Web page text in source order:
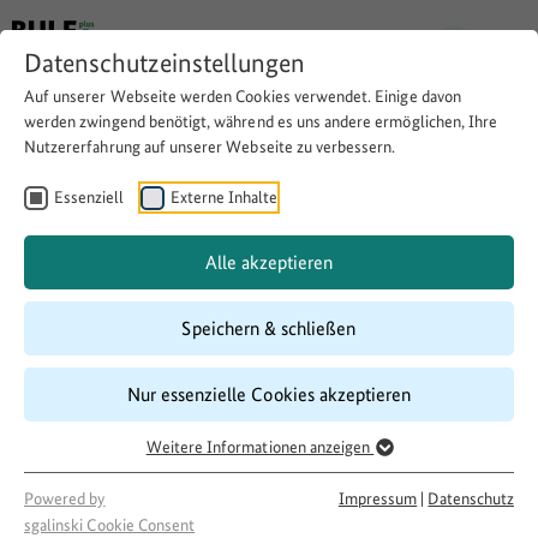
Datenschutzeinstellungen
Auf unserer Webseite werden Cookies verwendet. Einige davon
werden zwingend benötigt, während es uns andere ermöglichen, Ihre
Nutzererfahrung auf unserer Webseite zu verbessern.
Essenziell Externe Inhalte
Alle akzeptieren
Speichern & schließen
Nur essenzielle Cookies akzeptieren
Weitere Informationen anzeigen
Powered by
sgalinski Cookie Consent
Impressum | Datenschutz
Nähwerkstatt und Mitmach-
Garten
Download Copy link
08/2017–08/2018
500 LandInitiativen
Projektakteur